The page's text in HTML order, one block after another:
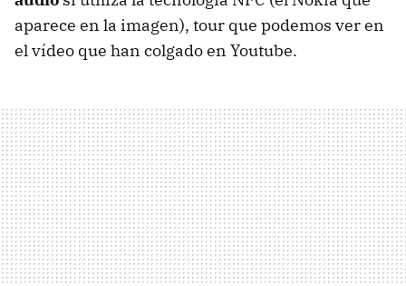
aparece en la imagen), tour que podemos ver en
el vídeo que han colgado en Youtube.